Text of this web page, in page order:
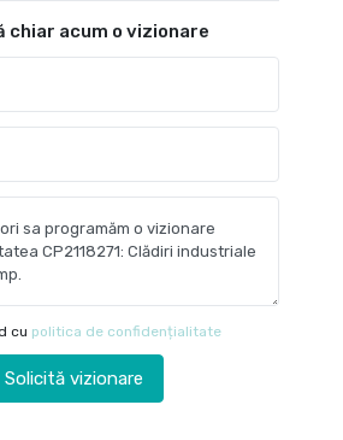
chiar acum o vizionare
cu politica de confidențialitate
Solicită vizionare